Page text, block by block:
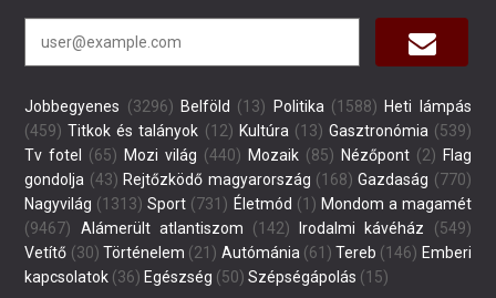
Jobbegyenes (3296) Belföld (13) Politika (1588) Heti lámpás
(459) Titkok és talányok (12) Kultúra (13) Gasztronómia (539)
Tv fotel
(65) Mozi világ (440) Mozaik(85) Nézőpont(2) Flag
gondolja (43) Rejtőzködő magyarország (168) Gazdaság (770)
Nagyvilág (1313) Sport (731) Életmód (1) Mondom a magamét
(9467)
Alámerült atlantiszom (142) Irodalmi kávéház (549)
Vetítő (30) Történelem (21) Autómánia (61) Tereb (146) Emberi
kapcsolatok (36) Egészség (50) Szépségápolás (15)